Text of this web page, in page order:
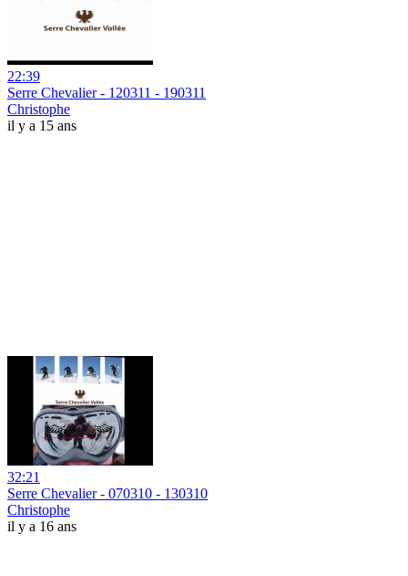
22:39
Serre Chevalier - 120311 - 190311
Christophe
il y a 15 ans
32:21
Serre Chevalier - 070310 - 130310
Christophe
il y a 16 ans